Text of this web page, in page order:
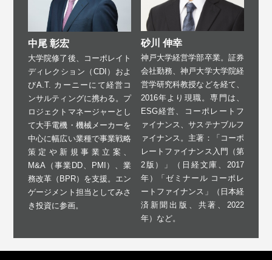
中尾 彰宏
大学院修了後、コーポレイト
ディレクション（CDI）およ
びA.T. カーニーにて経営コ
ンサルティングに携わる。プ
ロジェクトマネージャーとし
て大手電機・機械メーカーを
中心に幅広い業種で事業戦略
策定や新規事業立案、
M&A（事業DD、PMI）、業
務改革（BPR）を支援。エン
ゲージメント担当としてみさ
き投資に参画。
砂川 伸幸
神戸大学経営学部卒業。証券
会社勤務、神戸大学大学院経
営学研究科教授などを経て、
2016年より現職。専門は、
ESG経営、コーポレートフ
ァイナンス、サステナブルフ
ァイナンス。主著：「コーポ
レートファイナンス入門（第
2版）」（日経文庫、2017
年）「ゼミナール コーポレ
ートファイナンス」（日本経
済新聞出版、共著、2022
年）など。